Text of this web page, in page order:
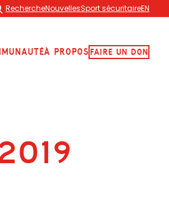
RechercheNouvellesSport sécuritaireEN
À proposFaire Un Don